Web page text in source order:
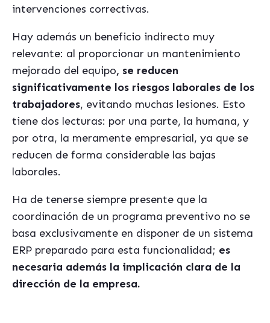
intervenciones correctivas.
Hay además un beneficio indirecto muy
relevante: al proporcionar un mantenimiento
mejorado del equipo, se reducen
significativamente los riesgos laborales de los
trabajadores, evitando muchas lesiones. Esto
tiene dos lecturas: por una parte, la humana, y
por otra, la meramente empresarial, ya que se
reducen de forma considerable las bajas
laborales.
Ha de tenerse siempre presente que la
coordinación de un programa preventivo no se
basa exclusivamente en disponer de un sistema
ERP preparado para esta funcionalidad; es
necesaria además la implicación clara de la
dirección de la empresa.